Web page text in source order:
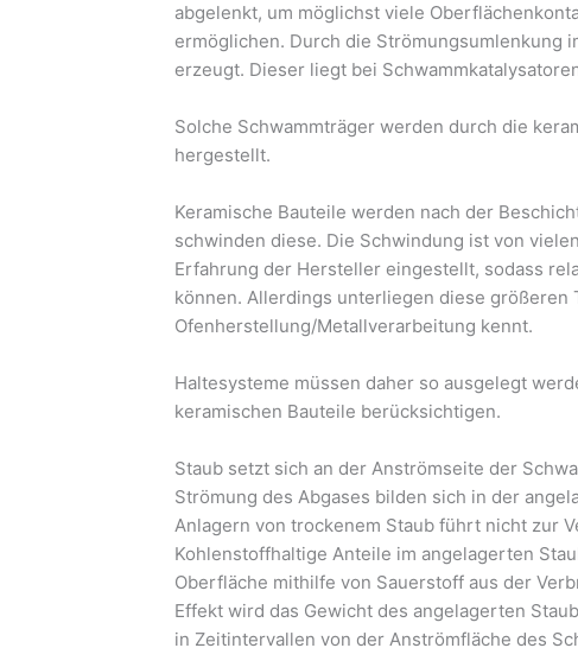
abgelenkt, um möglichst viele
ermöglichen. Durch die Strömungsumlenkung
erzeugt. Dieser liegt bei
Solche Schwammträger werden durch die
hergestellt.
Keramische Bauteile werden nach der
schwinden diese. Die Schwindung ist von
Erfahrung der Hersteller eingestellt, sodass
können. Allerdings unterliegen diese größeren
Ofenherstellung/Metallverarbeitung kennt.
Haltesysteme müssen daher so ausgelegt
keramischen Bauteile berücksichtigen.
Staub setzt sich an der Anströmseite der
Strömung des Abgases bilden sich in der
Anlagern von trockenem Staub führt nicht zur
Kohlenstoffhaltige Anteile im angelagerten
Oberfläche mithilfe von Sauerstoff aus der
Effekt wird das Gewicht des angelagerten
in Zeitintervallen von der Anströmfläche des